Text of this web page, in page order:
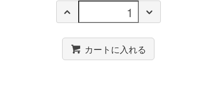
カートに入れる